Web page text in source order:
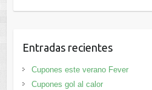
Entradas recientes
Cupones este verano Fever
Cupones gol al calor